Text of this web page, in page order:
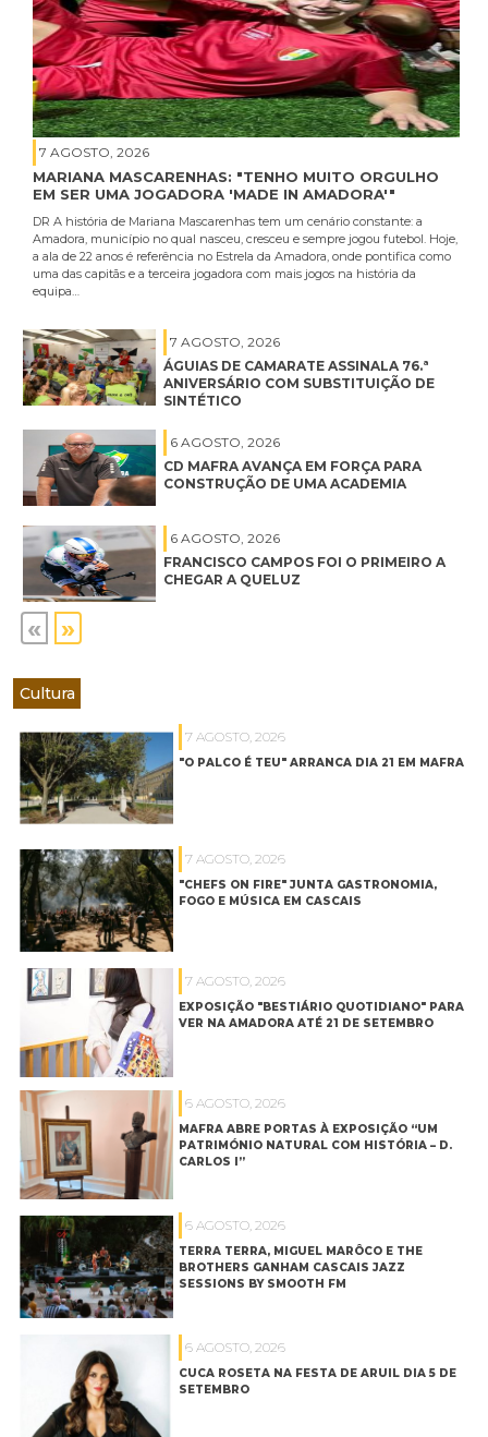
7 AGOSTO, 2026
MARIANA MASCARENHAS: "TENHO MUITO ORGULHO
EM SER UMA JOGADORA 'MADE IN AMADORA'"
DR A história de Mariana Mascarenhas tem um cenário constante: a
Amadora, município no qual nasceu, cresceu e sempre jogou futebol. Hoje,
a ala de 22 anos é referência no Estrela da Amadora, onde pontifica como
uma das capitãs e a terceira jogadora com mais jogos na história da
equipa…
7 AGOSTO, 2026
ÁGUIAS DE CAMARATE ASSINALA 76.ª
ANIVERSÁRIO COM SUBSTITUIÇÃO DE
SINTÉTICO
6 AGOSTO, 2026
CD MAFRA AVANÇA EM FORÇA PARA
CONSTRUÇÃO DE UMA ACADEMIA
6 AGOSTO, 2026
FRANCISCO CAMPOS FOI O PRIMEIRO A
CHEGAR A QUELUZ
« »
Cultura
7 AGOSTO, 2026
"O PALCO É TEU" ARRANCA DIA 21 EM MAFRA
7 AGOSTO, 2026
"CHEFS ON FIRE" JUNTA GASTRONOMIA,
FOGO E MÚSICA EM CASCAIS
7 AGOSTO, 2026
EXPOSIÇÃO "BESTIÁRIO QUOTIDIANO" PARA
VER NA AMADORA ATÉ 21 DE SETEMBRO
6 AGOSTO, 2026
MAFRA ABRE PORTAS À EXPOSIÇÃO “UM
PATRIMÓNIO NATURAL COM HISTÓRIA – D.
CARLOS I”
6 AGOSTO, 2026
TERRA TERRA, MIGUEL MARÔCO E THE
BROTHERS GANHAM CASCAIS JAZZ
SESSIONS BY SMOOTH FM
6 AGOSTO, 2026
CUCA ROSETA NA FESTA DE ARUIL DIA 5 DE
SETEMBRO